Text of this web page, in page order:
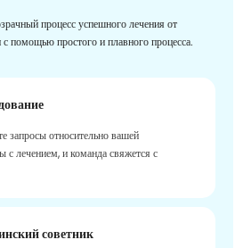
процесс успешного лечения от
помощью простого и плавного процесса.
запросы относительно вашей
с лечением, и команда свяжется с
советник